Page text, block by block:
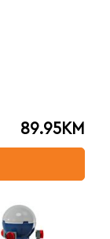
89.95KM